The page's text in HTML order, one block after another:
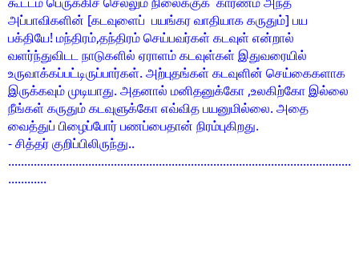
அப்பாவிகளின் [கடவுளைப் பயங்கர வாதியாக கருதும்] பய
பக்தியே! மந்திரம்,தந்திரம் செய்பவர்கள் கடவுள் என்றால்
வளர்ந்துவிடட நாடுகளில் ஏராளம் கடவுள்கள் இதுவரையில்
உருவாக்கப்பட்டிருப்பார்கள். அற்புதங்கள் கடவுளின் செய்கைகளாக
இருக்கவும் முடியாது. அதனால் மனிதனுக்கோ ,உலகிற்கோ இல்லை
நீங்கள் கருதும் கடவுளுக்கோ எவ்வித பயனுமில்லை. அதை
வைத்துப் பிழைப்போர் பணப்பைதான் நிரம்புகிறது.
- சித்தர் குறிப்பிலிருந்து..
...........................................................................................................
............